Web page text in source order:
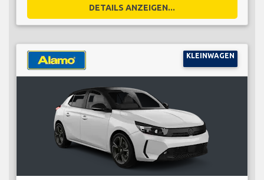
DETAILS ANZEIGEN...
KLEINWAGEN